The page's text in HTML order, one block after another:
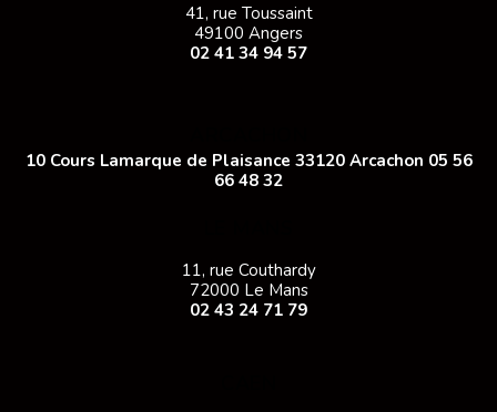
41, rue Toussaint
49100 Angers
02 41 34 94 57
10 Cours Lamarque de Plaisance 33120 Arcachon 05 56
66 48 32
11, rue Couthardy
72000 Le Mans
02 43 24 71 79